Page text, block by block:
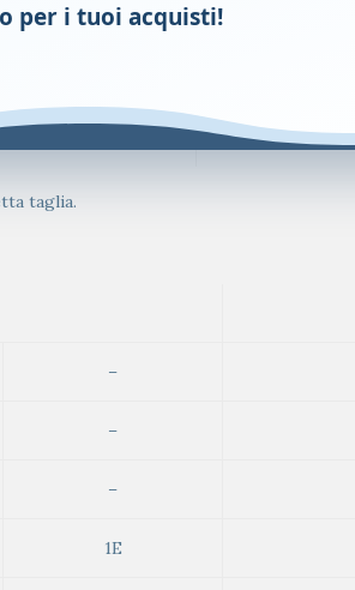
114-116
–
taglia.
–
–
–
1E
per i tuoi acquisti!